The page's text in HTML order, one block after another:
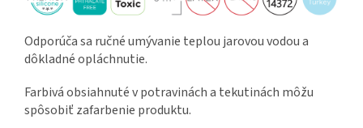
Odporúča sa ručné umývanie teplou jarovou vodou a
dôkladné opláchnutie.
Farbivá obsiahnuté v potravinách a tekutinách môžu
spôsobiť zafarbenie produktu.